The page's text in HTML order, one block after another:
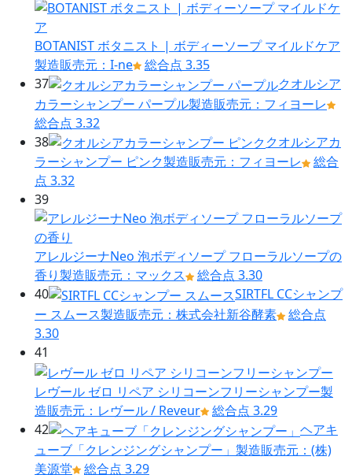
BOTANIST ボタニスト | ボディーソープ マイルドケア
製造販売元：I-ne
総合点 3.35
37
クオルシア
カラーシャンプー パープル製造販売元：フィヨーレ
総合点 3.32
38
クオルシアカ
ラーシャンプー ピンク製造販売元：フィヨーレ
総合
点 3.32
39
アレルジーナNeo 泡ボディソープ フローラルソープの
香り製造販売元：マックス
総合点 3.30
40
SIRTFL CCシャンプ
ー スムース製造販売元：株式会社新谷酵素
総合点
3.30
41
レヴール ゼロ リペア シリコーンフリーシャンプー製
造販売元：レヴール / Reveur
総合点 3.29
42
ヘアキ
ューブ「クレンジングシャンプー」 製造販売元：(株)
美源堂
総合点 3.29